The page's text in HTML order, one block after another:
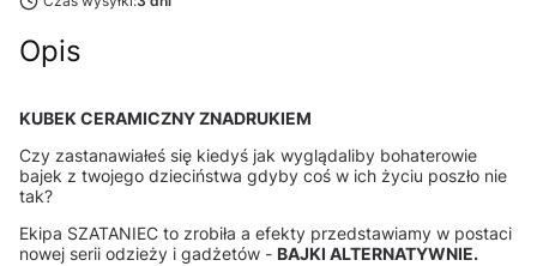
Opis
KUBEK CERAMICZNY ZNADRUKIEM
Czy zastanawiałeś się kiedyś jak wyglądaliby bohaterowie
bajek z twojego dzieciństwa gdyby coś w ich życiu poszło nie
tak?
Ekipa SZATANIEC to zrobiła a efekty przedstawiamy w postaci
nowej serii odzieży i gadżetów - BAJKI ALTERNATYWNIE.